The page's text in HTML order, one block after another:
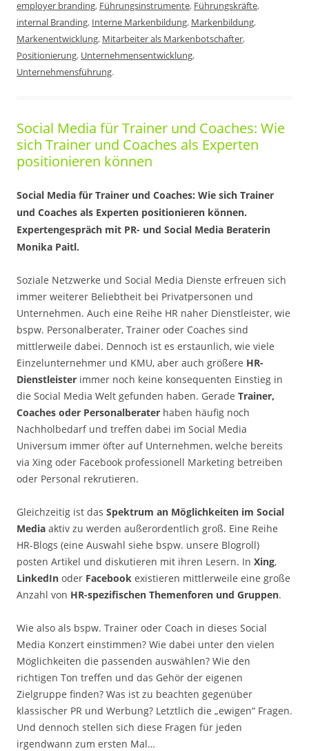
employer branding, Führungsinstrumente, Führungskräfte,
internal Branding, Interne Markenbildung, Markenbildung,
Markenentwicklung, Mitarbeiter als Markenbotschafter,
Positionierung, Unternehmensentwicklung,
Unternehmensführung.
Social Media für Trainer und Coaches: Wie
sich Trainer und Coaches als Experten
positionieren können
Social Media für Trainer und Coaches: Wie sich Trainer
und Coaches als Experten positionieren können.
Expertengespräch mit PR- und Social Media Beraterin
Monika Paitl.
Soziale Netzwerke und Social Media Dienste erfreuen sich
immer weiterer Beliebtheit bei Privatpersonen und
Unternehmen. Auch eine Reihe HR naher Dienstleister, wie
bspw. Personalberater, Trainer oder Coaches sind
mittlerweile dabei. Dennoch ist es erstaunlich, wie viele
Einzelunternehmer und KMU, aber auch größere HR-
Dienstleister immer noch keine konsequenten Einstieg in
die Social Media Welt gefunden haben. Gerade Trainer,
Coaches oder Personalberater haben häufig noch
Nachholbedarf und treffen dabei im Social Media
Universum immer öfter auf Unternehmen, welche bereits
via Xing oder Facebook professionell Marketing betreiben
oder Personal rekrutieren.
Gleichzeitig ist das Spektrum an Möglichkeiten im Social
Media aktiv zu werden außerordentlich groß. Eine Reihe
HR-Blogs (eine Auswahl siehe bspw. unsere Blogroll)
posten Artikel und diskutieren mit ihren Lesern. In Xing,
LinkedIn oder Facebook existieren mittlerweile eine große
Anzahl von HR-spezifischen Themenforen und Gruppen.
Wie also als bspw. Trainer oder Coach in dieses Social
Media Konzert einstimmen? Wie dabei unter den vielen
Möglichkeiten die passenden auswählen? Wie den
richtigen Ton treffen und das Gehör der eigenen
Zielgruppe finden? Was ist zu beachten gegenüber
klassischer PR und Werbung? Letztlich die „ewigen“ Fragen.
Und dennoch stellen sich diese Fragen für jeden
irgendwann zum ersten Mal…